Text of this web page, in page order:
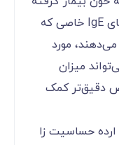
می‌شود و برای شناسایی آنتی‌بادی‌های IgE خاصی که
مورد
میزان
دقیق‌تر کمک
حساسیت زا